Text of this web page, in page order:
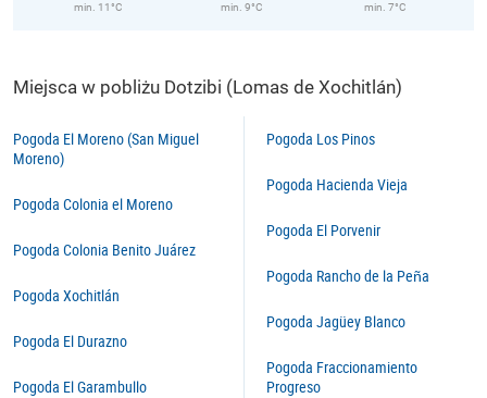
min. 11°C
min. 9°C
min. 7°C
Miejsca w pobliżu Dotzibi (Lomas de Xochitlán)
Pogoda El Moreno (San Miguel
Moreno)
Pogoda Colonia el Moreno
Pogoda Colonia Benito Juárez
Pogoda Xochitlán
Pogoda El Durazno
Pogoda El Garambullo
Pogoda Los Pinos
Pogoda Hacienda Vieja
Pogoda El Porvenir
Pogoda Rancho de la Peña
Pogoda Jagüey Blanco
Pogoda Fraccionamiento
Progreso